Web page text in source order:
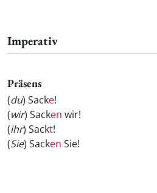
Imperativ
Präsens
(du) Sacke!
(wir) Sacken wir!
(ihr) Sackt!
(Sie) Sacken Sie!